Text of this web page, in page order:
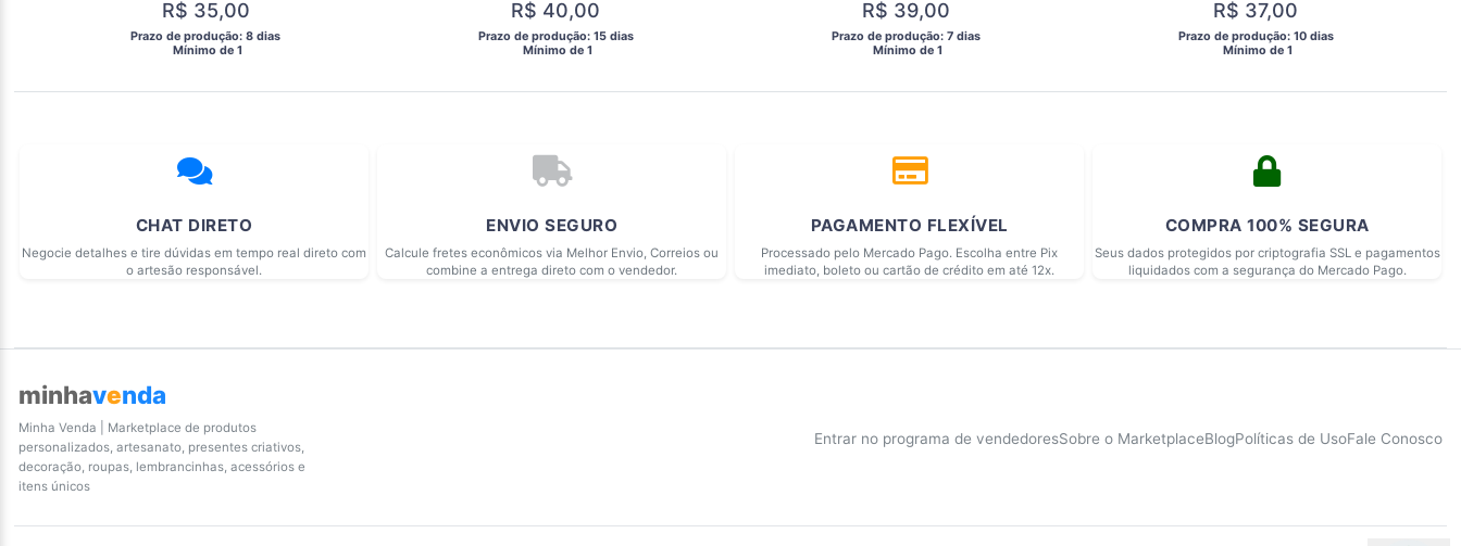
R$ 35,00
Prazo de produção: 8 dias
  Mínimo de 1
R$ 40,00
Prazo de produção: 15 dias
  Mínimo de 1
R$ 39,00
Prazo de produção: 7 dias
  Mínimo de 1
R$ 37,00
Prazo de produção: 10 dias
  Mínimo de 1
CHAT DIRETO
Negocie detalhes e tire dúvidas em tempo real direto com
o artesão responsável.
ENVIO SEGURO
Calcule fretes econômicos via Melhor Envio, Correios ou
combine a entrega direto com o vendedor.
PAGAMENTO FLEXÍVEL
Processado pelo Mercado Pago. Escolha entre Pix
imediato, boleto ou cartão de crédito em até 12x.
COMPRA 100% SEGURA
Seus dados protegidos por criptografia SSL e pagamentos
liquidados com a segurança do Mercado Pago.
minhavenda
Minha Venda | Marketplace de produtos
personalizados, artesanato, presentes criativos,
decoração, roupas, lembrancinhas, acessórios e
itens únicos
Entrar no programa de vendedoresSobre o MarketplaceBlogPolíticas de UsoFale Conosco